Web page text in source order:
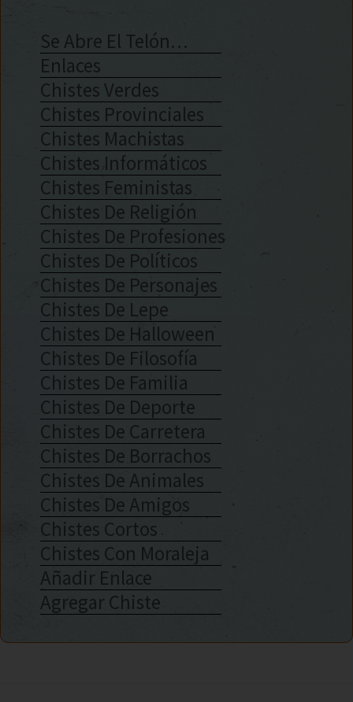
Se Abre El Telón…
Enlaces
Chistes Verdes
Chistes Provinciales
Chistes Machistas
Chistes Informáticos
Chistes Feministas
Chistes De Religión
Chistes De Profesiones
Chistes De Políticos
Chistes De Personajes
Chistes De Lepe
Chistes De Halloween
Chistes De Filosofía
Chistes De Familia
Chistes De Deporte
Chistes De Carretera
Chistes De Borrachos
Chistes De Animales
Chistes De Amigos
Chistes Cortos
Chistes Con Moraleja
Añadir Enlace
Agregar Chiste